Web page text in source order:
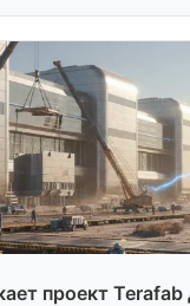
проект Terafab